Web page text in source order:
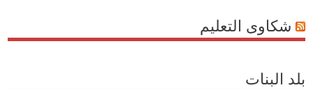
شكاوى التعليم
بلد البنات